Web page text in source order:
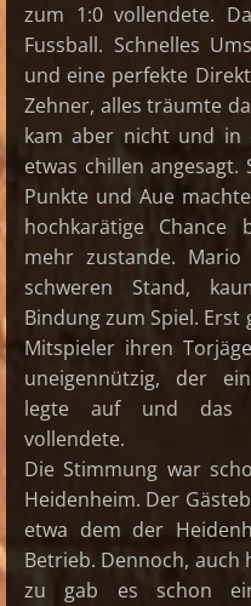
zum 1:0 vollendete.
Fussball. Schnelles
und eine perfekte
Zehner, alles träumte
kam aber nicht und in
etwas chillen
Punkte und Aue
hochkarätige Chance
mehr zustande.
schweren Stand,
Bindung zum Spiel. Erst
Mitspieler ihren
uneigennützig, der
legte auf und das
vollendete.
Die Stimmung war
Heidenheim. Der
etwa dem der
Betrieb. Dennoch,
zu gab es schon